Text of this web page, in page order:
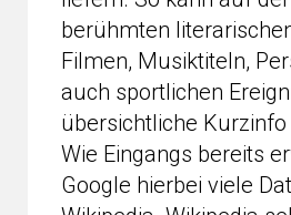
berühmten
Filmen, Musiktiteln,
auch sportlichen
übersichtliche
Wie Eingangs bereits
Google hierbei viele
4,91 /
139
anderen
Blick